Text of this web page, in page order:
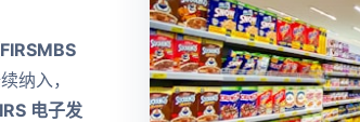
纳入，
电子发